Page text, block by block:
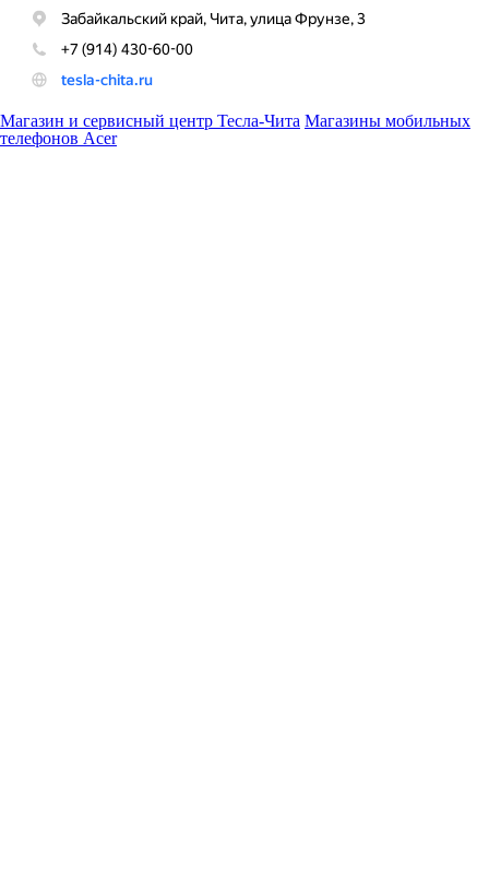
Магазин и сервисный центр Тесла-Чита Магазины мобильных
телефонов Acer